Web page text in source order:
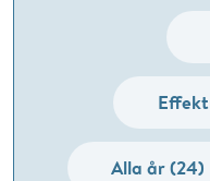
Alla år (24)